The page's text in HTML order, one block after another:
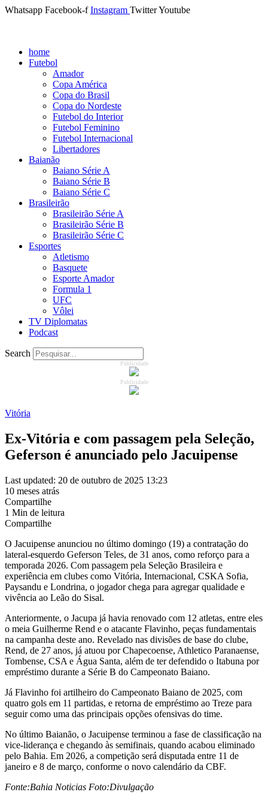
Whatsapp Facebook-f Instagram TwitterYoutube
home
Futebol
Amador
Copa América
Copa do Brasil
Copa do Nordeste
Futebol do Interior
Futebol Feminino
Futebol Internacional
Libertadores
Baianão
Baiano Série A
Baiano Série B
Baiano Série C
Brasileirão
Brasileirão Série A
Brasileirão Série B
Brasileirão Série C
Esportes
Atletismo
Basquete
Esporte Amador
Formula 1
UFC
Vôlei
TV Diplomatas
Podcast
Search
Publicidade
Publicidade
Vitória
Ex-Vitória e com passagem pela Seleção,
Geferson é anunciado pelo Jacuipense
Last updated: 20 de outubro de 2025 13:23
10 meses atrás
Compartilhe
1 Min de leitura
Compartilhe
O Jacuipense anunciou no último domingo (19) a contratação do
lateral-esquerdo Geferson Teles, de 31 anos, como reforço para a
temporada 2026. Com passagem pela Seleção Brasileira e
experiência em clubes como Vitória, Internacional, CSKA Sofia,
Paysandu e Londrina, o jogador chega para agregar qualidade e
vivência ao Leão do Sisal.
Anteriormente, o Jacupa já havia renovado com 12 atletas, entre eles
o meia Guilherme Rend e o atacante Flavinho, peças fundamentais
na campanha deste ano. Revelado nas divisões de base do clube,
Rend, de 27 anos, já atuou por Chapecoense, Athletico Paranaense,
Tombense, CSA e Água Santa, além de ter defendido o Itabuna por
empréstimo durante a Série B do Campeonato Baiano.
Já Flavinho foi artilheiro do Campeonato Baiano de 2025, com
quatro gols em 11 partidas, e retorna de empréstimo ao Treze para
seguir como uma das principais opções ofensivas do time.
No último Baianão, o Jacuipense terminou a fase de classificação na
vice-liderança e chegando às semifinais, quando acabou eliminado
pelo Bahia. Em 2026, a competição será disputada entre 11 de
janeiro e 8 de março, conforme o novo calendário da CBF.
Fonte:Bahia Noticias Foto:Divulgação